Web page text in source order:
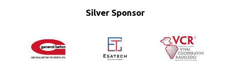
Silver Sponsor